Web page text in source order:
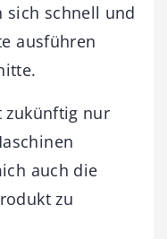
sich schnell und
ausführen
zukünftig nur
auch die
zu